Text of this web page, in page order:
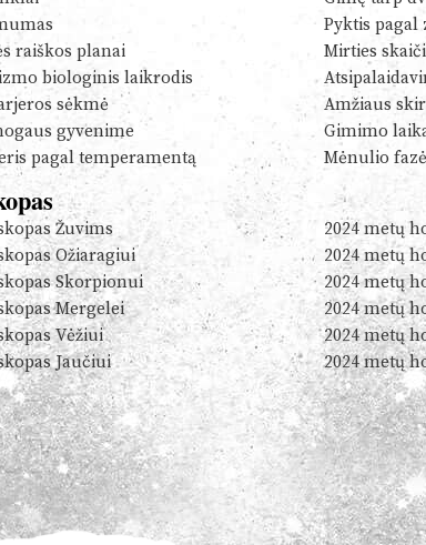
Pyktis pagal
raiškos planai
Mirties
biologinis laikrodis
sėkmė
Amžiaus
gyvenime
Gimimo
pagal temperamentą
Mėnulio
Žuvims
2024 metų
Ožiaragiui
2024 metų
Skorpionui
2024 metų
Mergelei
2024 metų
Vėžiui
2024 metų
Jaučiui
2024 metų